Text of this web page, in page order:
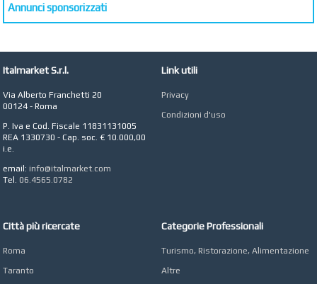
AZIENDA AGRICOLA DI
Azienda Agricola a
Digital marketing e Web
Annunci sponsorizzati
Italmarket S.r.l.
Via Alberto Franchetti 20
00124 - Roma
P. Iva e Cod. Fiscale 11831131005
REA 1330730 - Cap. soc. € 10.000,00
i.e.
email: info@italmarket.com
Tel. 06.4565.0782
Link utili
Privacy
Condizioni d'uso
Città più ricercate
Roma
Taranto
Categorie Professionali
Turismo, Ristorazione, Alimentazione
Altre